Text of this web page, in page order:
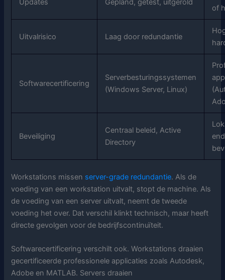
Updates Gepland, getest, uitgerold
of
Uitvalrisico Laag door redundantie
Softwarecertificering
Serverbesturingssystemen
(Windows Server, Linux)
Beveiliging
Centraal beleid, Active
Directory
Workstations missen server-grade redundantie. Als de
voeding van een workstation uitvalt, stopt de machine. Als
de voeding van een server uitvalt, neemt de tweede
voeding het over. Dat verschil klinkt technisch, maar heeft
directe gevolgen voor de bedrijfscontinuïteit.
Softwarecertificering verschilt ook. Workstations draaien
gecertificeerde professionele applicaties zoals Autodesk,
Adobe en MATLAB. Servers draaien